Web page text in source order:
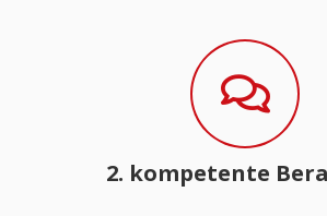
2. kompetente